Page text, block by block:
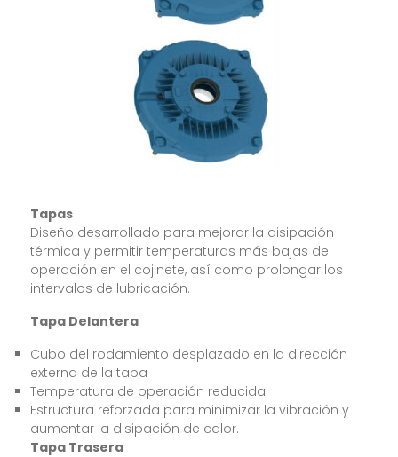
Tapas
Diseño desarrollado para mejorar la disipación
térmica y permitir temperaturas más bajas de
operación en el cojinete, así como prolongar los
intervalos de lubricación.
Tapa Delantera
Cubo del rodamiento desplazado en la dirección
externa de la tapa
Temperatura de operación reducida
Estructura reforzada para minimizar la vibración y
aumentar la disipación de calor.
Tapa Trasera